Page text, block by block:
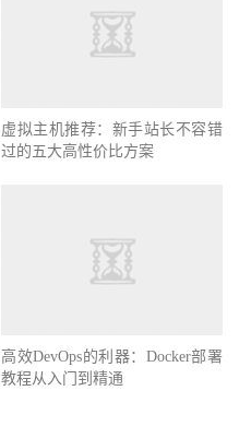
虚拟主机推荐：新手站长不容错
过的五大高性价比方案
高效DevOps的利器：Docker部署
教程从入门到精通